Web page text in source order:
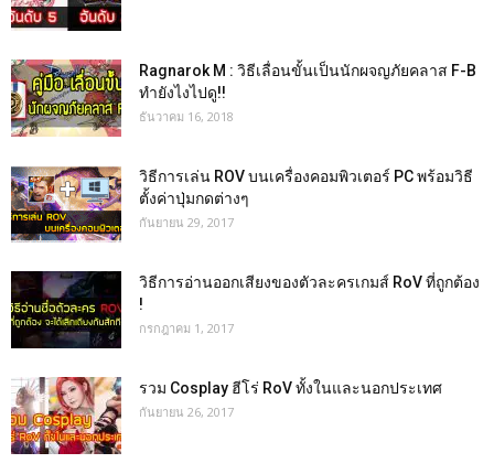
Ragnarok M : วิธีเลื่อนขั้นเป็นนักผจญภัยคลาส F-B
ทำยังไงไปดู!!
ธันวาคม 16, 2018
วิธีการเล่น ROV บนเครื่องคอมพิวเตอร์ PC พร้อมวิธี
ตั้งค่าปุ่มกดต่างๆ
กันยายน 29, 2017
วิธีการอ่านออกเสียงของตัวละครเกมส์ RoV ที่ถูกต้อง
!
กรกฎาคม 1, 2017
รวม Cosplay ฮีโร่ RoV ทั้งในและนอกประเทศ
กันยายน 26, 2017